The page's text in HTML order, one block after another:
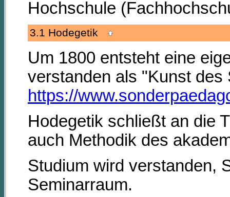
Hochschule
3.1 Hodegetik
Um 1800 entsteht eine
verstanden als "Kunst
https://
Hodegetik schließt an die
auch Methodik des
Studium wird verstanden,
Seminarraum.